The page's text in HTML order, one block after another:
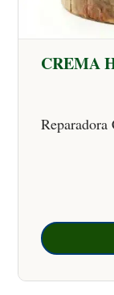
CREMA
Reparadora